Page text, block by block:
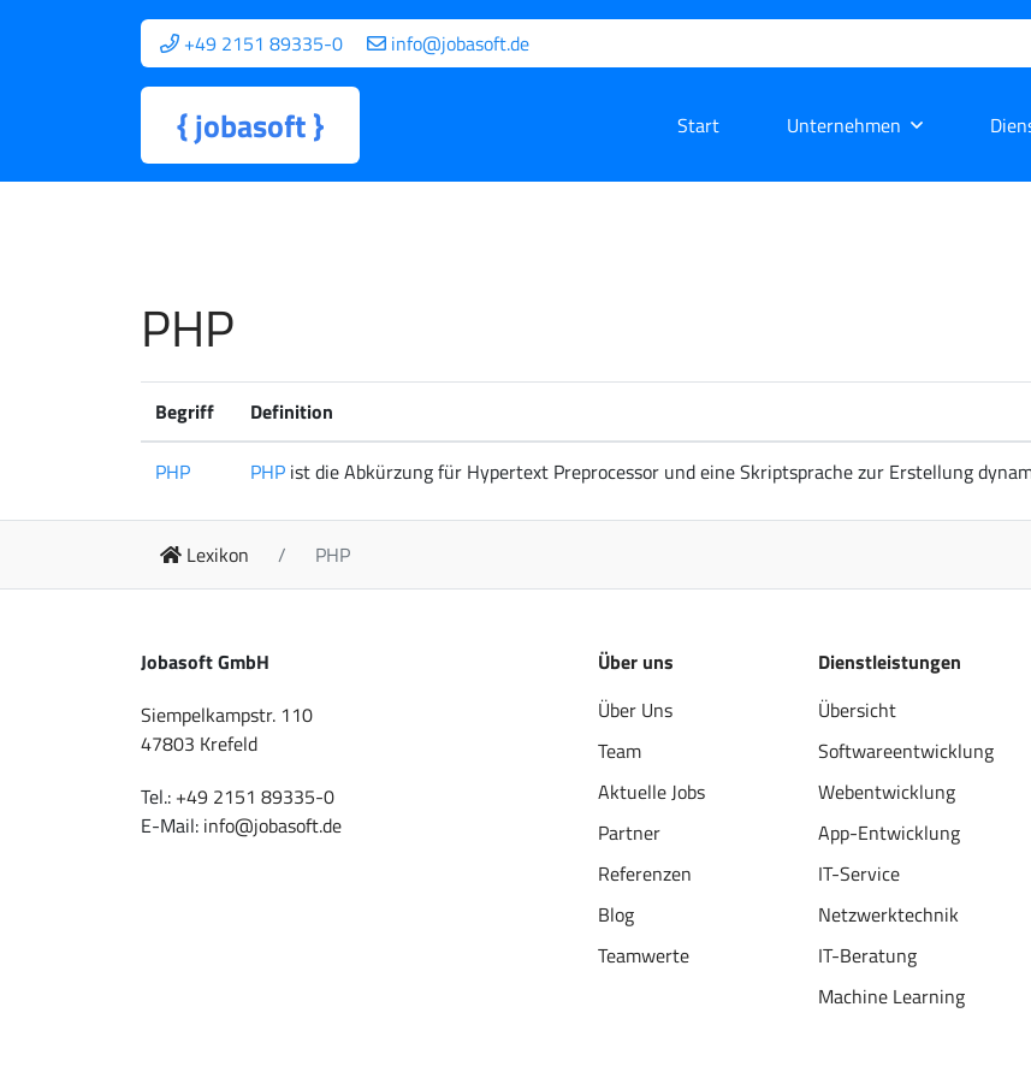
+49 2151 89335-0 info@jobasoft.de
{jobasoft} Start Unternehmen
PHP
Begriff Definition
PHP PHP ist die Abkürzung für Hypertext Preprocessor und eine Skriptsprache zur Erstellung
Lexikon PHP
Jobasoft GmbH
Siempelkampstr. 110
47803 Krefeld
Tel.: +49 2151 89335-0
E-Mail: info@jobasoft.de
Über uns
Über Uns
Team
Aktuelle Jobs
Partner
Referenzen
Blog
Teamwerte
Dienstleistungen
Übersicht
Softwareentwicklung
Webentwicklung
App-Entwicklung
IT-Service
Netzwerktechnik
IT-Beratung
Machine Learning